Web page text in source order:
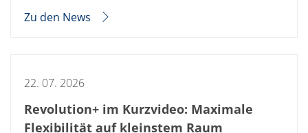
Zu den News
22. 07. 2026
Revolution+ im Kurzvideo: Maximale
Flexibilität auf kleinstem Raum